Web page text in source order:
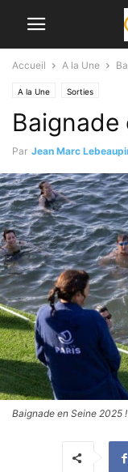
Accueil A la Une
A la Une Sorties
Baignade
Par Jean Marc
Baignade en Seine 2025